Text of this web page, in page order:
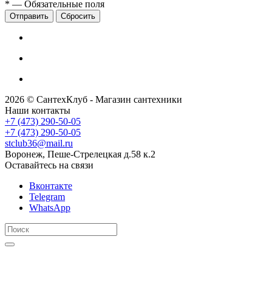
* — Обязательные поля
Сбросить
2026 © СантехКлуб - Магазин сантехники
Наши контакты
+7 (473) 290-50-05
+7 (473) 290-50-05
stclub36@mail.ru
Воронеж, Пеше-Стрелецкая д.58 к.2
Оставайтесь на связи
Вконтакте
Telegram
WhatsApp